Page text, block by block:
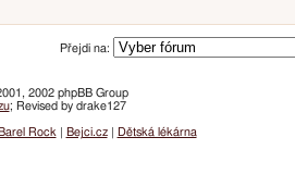
Přejdi na:
2002 phpBB Group
; Revised by drake127
Barel Rock Bejci.cz| Dětská lékárna